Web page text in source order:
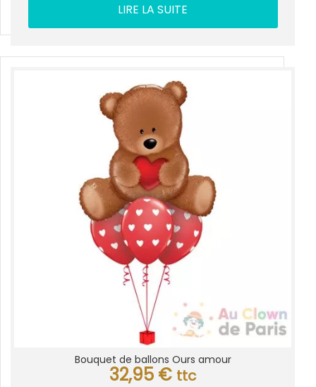
LIRE LA SUITE
Bouquet de ballons Ours amour
32,95 € ttc